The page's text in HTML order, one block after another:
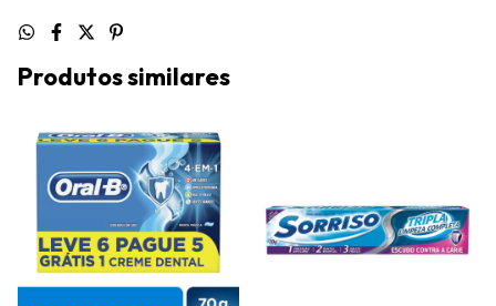
Produtos similares